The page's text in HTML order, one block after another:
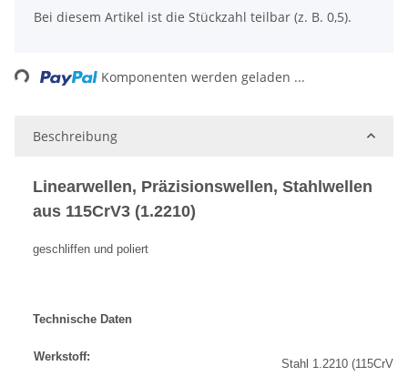
x
Bei diesem Artikel ist die Stückzahl teilbar (z. B. 0,5).
Komponenten werden geladen ...
Beschreibung
Linearwellen, Präzisionswellen, Stahlwellen
aus 115CrV3 (1.2210)
geschliffen und poliert
Technische Daten
Werkstoff:
Stahl 1.2210 (115CrV3)